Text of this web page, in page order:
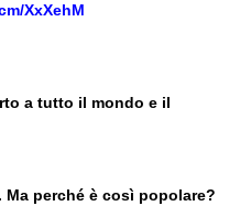
XxXehM
a tutto il mondo e il
perché è così popolare?